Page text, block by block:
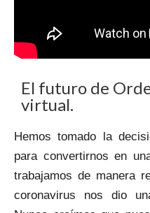
El futuro de
virtual.
Hemos tomado la
para convertirnos en
trabajamos de manera
coronavirus nos dio